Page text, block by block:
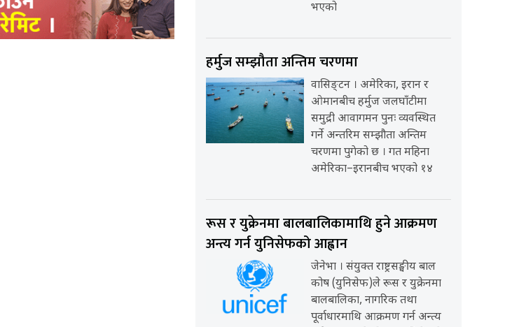
भएको
हर्मुज सम्झौता अन्तिम चरणमा
वासिङ्टन । अमेरिका, इरान र
ओमानबीच हर्मुज जलघाँटीमा
समुद्री आवागमन पुनः व्यवस्थित
गर्ने अन्तरिम सम्झौता अन्तिम
चरणमा पुगेको छ । गत महिना
अमेरिका–इरानबीच भएको १४
रूस र युक्रेनमा बालबालिकामाथि हुने आक्रमण
अन्त्य गर्न युनिसेफको आह्वान
जेनेभा । संयुक्त राष्ट्रसङ्घीय बाल
कोष (युनिसेफ)ले रूस र युक्रेनमा
बालबालिका, नागरिक तथा
पूर्वाधारमाथि आक्रमण गर्न अन्त्य